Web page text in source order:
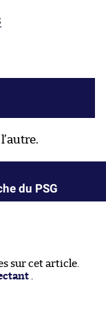
du PSG
sur cet article.